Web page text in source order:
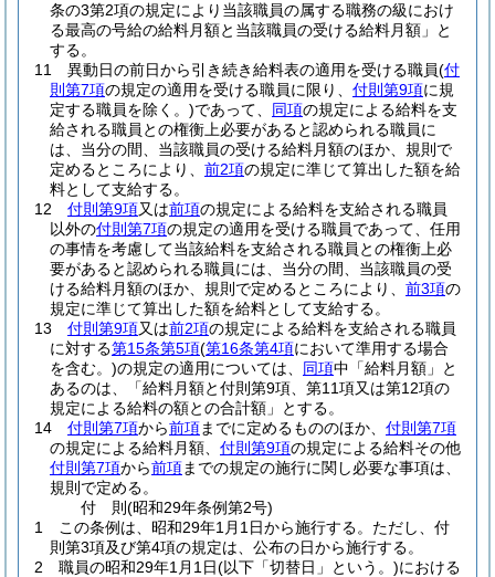
条の3第2項の規定により当該職員の属する職務の級におけ
る最高の号給の給料月額と当該職員の受ける給料月額」と
する。
11
異動日の前日から引き続き給料表の適用を受ける職員(付
則第7項の規定の適用を受ける職員に限り、 付則第9項に規
定する職員を除く。)であって、 同項の規定による給料を支
給される職員との権衡上必要があると認められる職員に
は、当分の間、当該職員の受ける給料月額のほか、規則で
定めるところにより、 前2項の規定に準じて算出した額を給
料として支給する。
12
付則第9項又は前項の規定による給料を支給される職員
以外の付則第7項の規定の適用を受ける職員であって、任用
の事情を考慮して当該給料を支給される職員との権衡上必
要があると認められる職員には、当分の間、当該職員の受
ける給料月額のほか、規則で定めるところにより、 前3項の
規定に準じて算出した額を給料として支給する。
13
付則第9項又は前2項の規定による給料を支給される職員
に対する第15条第5項(第16条第4項において準用する場合
を含む。)の規定の適用については、 同項中「給料月額」と
あるのは、「給料月額と付則第9項、第11項又は第12項の
規定による給料の額との合計額」とする。
14
付則第7項から前項までに定めるもののほか、 付則第7項
の規定による給料月額、 付則第9項の規定による給料その他
付則第7項から前項までの規定の施行に関し必要な事項は、
規則で定める。
付 則(昭和29年条例第2号)
1
この条例は、昭和29年1月1日から施行する。 ただし、付
則第3項及び第4項の規定は、公布の日から施行する。
2
職員の昭和29年1月1日(以下「切替日」という。)における